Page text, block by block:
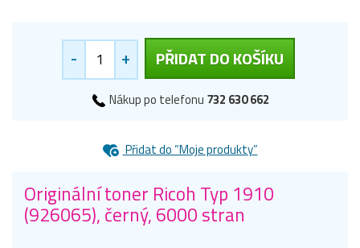
- + PŘIDAT DO KOŠÍKU
Nákup po telefonu 732 630 662
Přidat do “Moje produkty”
Originální toner Ricoh Typ 1910
(926065), černý, 6000 stran